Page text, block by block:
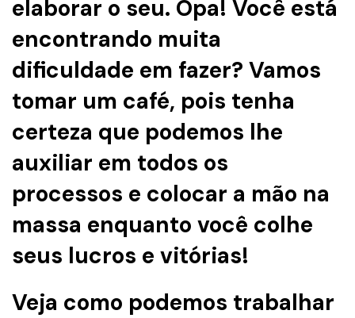
elaborar o seu. Opa! Você está
encontrando muita
dificuldade em fazer? Vamos
tomar um café, pois tenha
certeza que podemos lhe
auxiliar em todos os
processos e colocar a mão na
massa enquanto você colhe
seus lucros e vitórias!
Veja como podemos trabalhar